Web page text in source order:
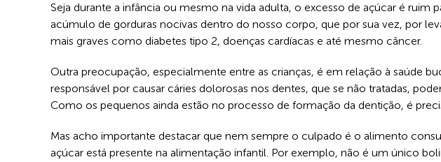
Seja durante a infância ou mesmo na vida adulta, o excesso de açúcar é ruim
acúmulo de gorduras nocivas dentro do nosso corpo, que por sua vez, por
mais graves como diabetes tipo 2, doenças cardíacas e até mesmo câncer.
Outra preocupação, especialmente entre as crianças, é em relação à saúde
responsável por causar cáries dolorosas nos dentes, que se não tratadas,
Como os pequenos ainda estão no processo de formação da dentição, é
Mas acho importante destacar que nem sempre o culpado é o alimento
açúcar está presente na alimentação infantil. Por exemplo, não é um único